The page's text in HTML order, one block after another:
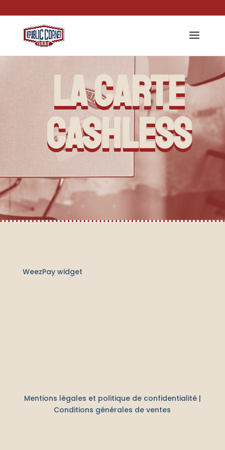
LA CARTE
CASHLESS
WeezPay widget
Mentions légales et politique de confidentialité |
Conditions générales de ventes